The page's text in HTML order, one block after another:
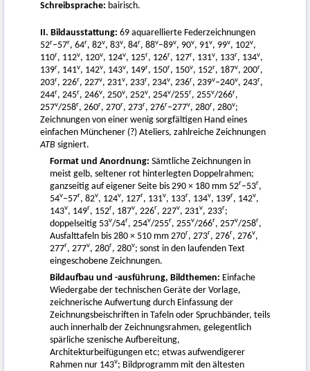
Schreibsprache: bairisch.
II. Bildausstattung: 69 aquarellierte Federzeichnungen
52r–57r, 64r, 82v, 83v, 84r, 88v–89v, 90v, 91v, 99v, 102v,
110r, 112v, 120v, 124v, 125r, 126r, 127r, 131v, 133r, 134v,
139r, 141v, 142v, 143v, 149r, 150r, 150v, 152r, 187v, 200r,
203r, 226r, 227v, 231v, 233r, 234v, 236r, 239v–240v, 243r,
244r, 245r, 246v, 250v, 252v, 254v/255r, 255v/266r,
257v/258r, 260r, 270r, 273r, 276r–277v, 280r, 280v;
Zeichnungen von einer wenig sorgfältigen Hand eines
einfachen Münchener (?) Ateliers, zahlreiche Zeichnungen
ATB signiert.
Format und Anordnung: Sämtliche Zeichnungen in
meist gelb, seltener rot hinterlegten Doppelrahmen;
ganzseitig auf eigener Seite bis 290 × 180 mm 52r–53r,
54v–57r, 82v, 124v, 127r, 131v, 133r, 134v, 139r, 142v,
143v, 149r, 152r, 187v, 226r, 227v, 231v, 233r;
doppelseitig 53v/54r, 254v/255r, 255v/266r, 257v/258r,
Ausfalttafeln bis 280 × 510 mm 270r, 273r, 276r, 276v,
277r, 277v, 280r, 280v; sonst in den laufenden Text
eingeschobene Zeichnungen.
Bildaufbau und -ausführung, Bildthemen: Einfache
Wiedergabe der technischen Geräte der Vorlage,
zeichnerische Aufwertung durch Einfassung der
Zeichnungsbeischriften in Tafeln oder Spruchbänder, teils
auch innerhalb der Zeichnungsrahmen, gelegentlich
spärliche szenische Aufbereitung,
Architekturbeifügungen etc; etwas aufwendigerer
Rahmen nur 143v; Bildprogramm mit den ältesten